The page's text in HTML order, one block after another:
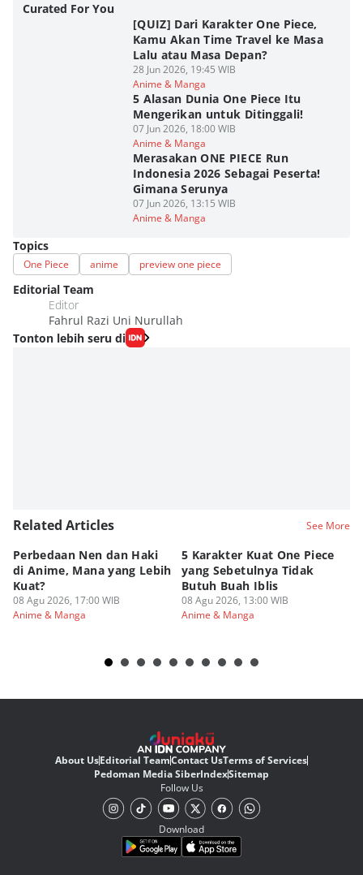
Curated For You
[QUIZ] Dari Karakter One Piece,
Kamu Akan Time Travel ke Masa
Lalu atau Masa Depan?
28 Jun 2026, 19:45 WIB
Anime & Manga
5 Alasan Dunia One Piece Itu
Mengerikan untuk Ditinggali!
07 Jun 2026, 18:00 WIB
Anime & Manga
Merasakan ONE PIECE Run
Indonesia 2026 Sebagai Peserta!
Gimana Serunya
07 Jun 2026, 13:15 WIB
Anime & Manga
Topics
One Piece anime preview one piece
Editorial Team
Editor
Fahrul Razi Uni Nurullah
Tonton lebih seru di
Related Articles See More
Perbedaan Nen dan Haki
di Anime, Mana yang Lebih
Kuat?
08 Agu 2026, 17:00 WIB
Anime & Manga
5 Karakter Kuat One Piece
yang Sebetulnya Tidak
Butuh Buah Iblis
08 Agu 2026, 13:00 WIB
Anime & Manga
About UsEditorial TeamContact UsTerms of Services
Pedoman Media SiberIndexSitemap
Follow Us
Download